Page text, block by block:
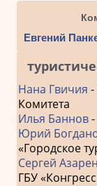
Евгений
Нана Гвичия -
Комитета
Илья Баннов-
Юрий
«Городское
Сергей
ГБУ